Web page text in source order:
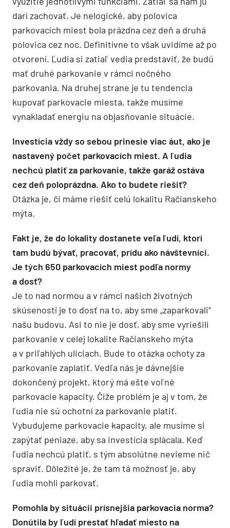
darí zachovať. Je nelogické, aby polovica
parkovacích miest bola prázdna cez deň a druhá
polovica cez noc. Definitívne to však uvidíme až po
otvorení. Ľudia si zatiaľ vedia predstaviť, že budú
mať druhé parkovanie v rámci nočného
parkovania. Na druhej strane je tu tendencia
kupovať parkovacie miesta, takže musíme
vynakladať energiu na objasňovanie situácie.
Investícia vždy so sebou prinesie viac áut, ako je
nastavený počet parkovacích miest. A ľudia
nechcú platiť za parkovanie, takže garáž ostáva
cez deň poloprázdna. Ako to budete riešiť?
Otázka je, či máme riešiť celú lokalitu Račianskeho
mýta.
Fakt je, že do lokality dostanete veľa ľudí, ktorí
tam budú bývať, pracovať, prídu ako návštevníci.
Je tých 650 parkovacích miest podľa normy
a dosť?
Je to nad normou a v rámci našich životných
skúseností je to dosť na to, aby sme „zaparkovali“
našu budovu. Asi to nie je dosť, aby sme vyriešili
parkovanie v celej lokalite Račianskeho mýta
a v priľahlých uliciach. Bude to otázka ochoty za
parkovanie zaplatiť. Vedľa nás je dávnejšie
dokončený projekt, ktorý má ešte voľné
parkovacie kapacity. Čiže problém je aj v tom, že
ľudia nie sú ochotní za parkovanie platiť.
Vybudujeme parkovacie kapacity, ale musíme si
zapýtať peniaze, aby sa investícia splácala. Keď
ľudia nechcú platiť, s tým absolútne nevieme nič
spraviť. Dôležité je, že tam tá možnosť je, aby
ľudia mohli parkovať.
Pomohla by situácii prísnejšia parkovacia norma?
Donútila by ľudí prestať hľadať miesto na